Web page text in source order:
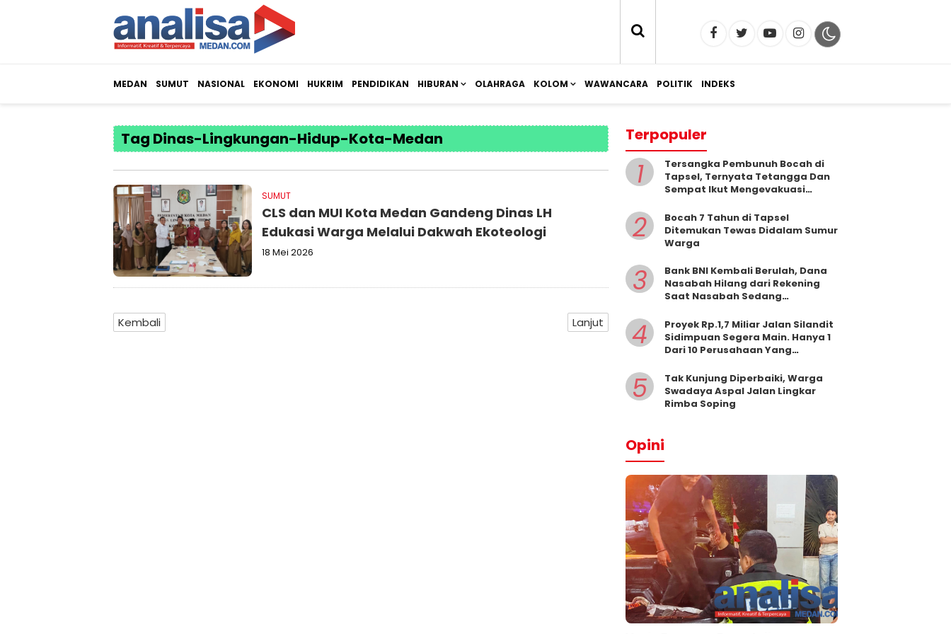
MEDAN SUMUT NASIONAL EKONOMI HUKRIM PENDIDIKAN HIBURAN OLAHRAGA KOLOM WAWANCARA POLITIK INDEKS
Tag Dinas-Lingkungan-Hidup-Kota-Medan
SUMUT
CLS dan MUI Kota Medan Gandeng Dinas LH
Edukasi Warga Melalui Dakwah Ekoteologi
18 Mei 2026
Kembali Lanjut
Terpopuler
1
Tersangka Pembunuh Bocah di
Tapsel, Ternyata Tetangga Dan
Sempat Ikut Mengevakuasi
2
Bocah 7 Tahun di Tapsel
Ditemukan Tewas Didalam Sumur
Warga
3
Bank BNI Kembali Berulah, Dana
Nasabah Hilang dari Rekening
Saat Nasabah Sedang
4
Proyek Rp.1,7 Miliar Jalan Silandit
Sidimpuan Segera Main. Hanya 1
Dari 10 Perusahaan Yang
5
Tak Kunjung Diperbaiki, Warga
Swadaya Aspal Jalan Lingkar
Rimba Soping
Opini